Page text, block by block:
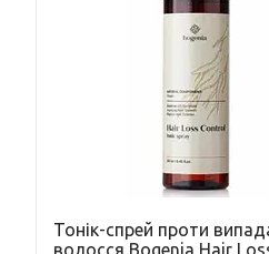
Тонік-спрей проти